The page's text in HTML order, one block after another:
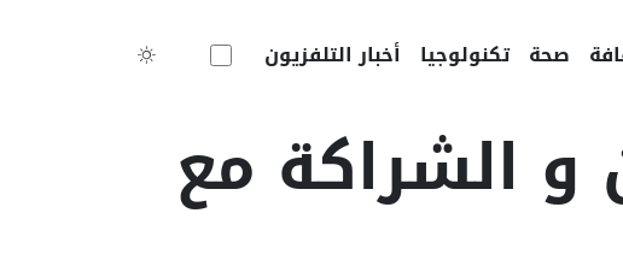
صحة تكنولوجيا أخبار التلفزيون
و الشراكة مع